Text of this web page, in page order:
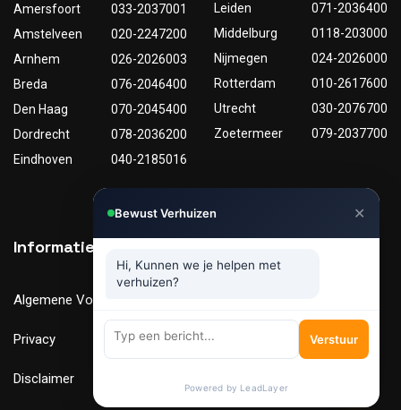
Amersfoort
033-2037001
Amstelveen
020-2247200
Arnhem
026-2026003
Breda
076-2046400
Den Haag
070-2045400
Dordrecht
078-2036200
Eindhoven
040-2185016
Leiden
071-2036400
Middelburg
0118-203000
Nijmegen
024-2026000
Rotterdam
010-2617600
Utrecht
030-2076700
Zoetermeer
079-2037700
Informatie
Algemene Voorwaarden
Privacy
Disclaimer
Verhuismaterialen
Bewust Verhuizen ✕
Hi, Kunnen we je helpen met
verhuizen?
Verstuur
Powered by LeadLayer